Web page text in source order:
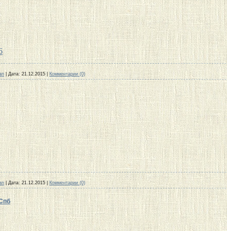
|Дата: 21.12.2015 | Комментарии (0)
|Дата: 21.12.2015 |Комментарии (0)